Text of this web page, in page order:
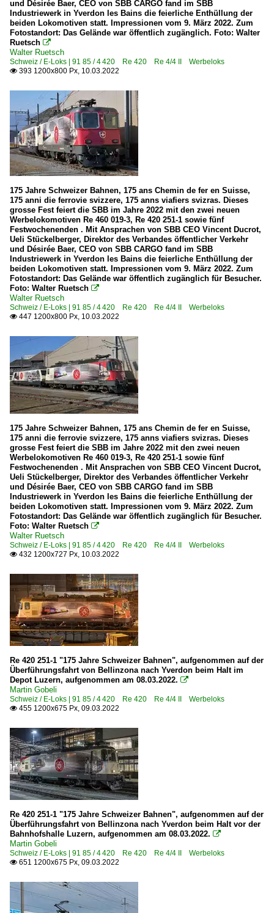
und Désirée Baer, CEO von SBB CARGO fand im SBB
Industriewerk in Yverdon les Bains die feierliche Enthüllung der
beiden Lokomotiven statt. Impressionen vom 9. März 2022. Zum
Fotostandort: Das Gelände war öffentlich zugänglich. Foto: Walter
Ruetsch 
Walter Ruetsch
Schweiz / E-Loks | 91 85 / 4 420 Re 420 Re 4/4 II Werbeloks
 393 1200x800 Px, 10.03.2022
175 Jahre Schweizer Bahnen, 175 ans Chemin de fer en Suisse,
175 anni die ferrovie svizzere, 175 anns viafiers svizras. Dieses
grosse Fest feiert die SBB im Jahre 2022 mit den zwei neuen
Werbelokomotiven Re 460 019-3, Re 420 251-1 sowie fünf
Festwochenenden . Mit Ansprachen von SBB CEO Vincent Ducrot,
Ueli Stückelberger, Direktor des Verbandes öffentlicher Verkehr
und Désirée Baer, CEO von SBB CARGO fand im SBB
Industriewerk in Yverdon les Bains die feierliche Enthüllung der
beiden Lokomotiven statt. Impressionen vom 9. März 2022. Zum
Fotostandort: Das Gelände war öffentlich zugänglich für Besucher.
Foto: Walter Ruetsch 
Walter Ruetsch
Schweiz / E-Loks | 91 85 / 4 420 Re 420 Re 4/4 II Werbeloks
 447 1200x800 Px, 10.03.2022
175 Jahre Schweizer Bahnen, 175 ans Chemin de fer en Suisse,
175 anni die ferrovie svizzere, 175 anns viafiers svizras. Dieses
grosse Fest feiert die SBB im Jahre 2022 mit den zwei neuen
Werbelokomotiven Re 460 019-3, Re 420 251-1 sowie fünf
Festwochenenden . Mit Ansprachen von SBB CEO Vincent Ducrot,
Ueli Stückelberger, Direktor des Verbandes öffentlicher Verkehr
und Désirée Baer, CEO von SBB CARGO fand im SBB
Industriewerk in Yverdon les Bains die feierliche Enthüllung der
beiden Lokomotiven statt. Impressionen vom 9. März 2022. Zum
Fotostandort: Das Gelände war öffentlich zugänglich für Besucher.
Foto: Walter Ruetsch 
Walter Ruetsch
Schweiz / E-Loks | 91 85 / 4 420 Re 420 Re 4/4 II Werbeloks
 432 1200x727 Px, 10.03.2022
Re 420 251-1 "175 Jahre Schweizer Bahnen", aufgenommen auf der
Überführungsfahrt von Bellinzona nach Yverdon beim Halt im
Depot Luzern, aufgenommen am 08.03.2022. 
Martin Gobeli
Schweiz / E-Loks | 91 85 / 4 420 Re 420 Re 4/4 II Werbeloks
 455 1200x675 Px, 09.03.2022
Re 420 251-1 "175 Jahre Schweizer Bahnen", aufgenommen auf der
Überführungsfahrt von Bellinzona nach Yverdon beim Halt vor der
Bahnhofshalle Luzern, aufgenommen am 08.03.2022. 
Martin Gobeli
Schweiz / E-Loks | 91 85 / 4 420 Re 420 Re 4/4 II Werbeloks
 651 1200x675 Px, 09.03.2022